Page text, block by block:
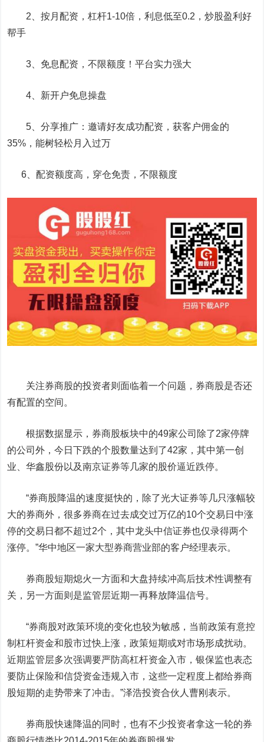
2、按月配资，杠杆1-10倍，利息低至0.2，炒股盈利好
帮手
3、免息配资，不限额度！平台实力强大
4、新开户免息操盘
5、分享推广：邀请好友成功配资，获客户佣金的
35%，能树轻松月入过万
6、配资额度高，穿仓免责，不限额度
关注券商股的投资者则面临着一个问题，券商股是否还
有配置的空间。
根据数据显示，券商股板块中的49家公司除了2家停牌
的公司外，今日下跌的个股数量达到了42家，其中第一创
业、华鑫股份以及南京证券等几家的股价逼近跌停。
“券商股降温的速度挺快的，除了光大证券等几只涨幅较
大的券商外，很多券商在过去成交过万亿的10个交易日中涨
停的交易日都不超过2个，其中龙头中信证券也仅录得两个
涨停。”华中地区一家大型券商营业部的客户经理表示。
券商股短期熄火一方面和大盘持续冲高后技术性调整有
关，另一方面则是监管层近期一再释放降温信号。
“券商股对政策环境的变化也较为敏感，当前政策有意控
制杠杆资金和股市过快上涨，政策短期或对市场形成扰动。
近期监管层多次强调要严防高杠杆资金入市，银保监也表态
要防止保险和信贷资金违规入市，这些一定程度上都给券商
股短期的走势带来了冲击。”泽浩投资合伙人曹刚表示。
券商股快速降温的同时，也有不少投资者拿这一轮的券